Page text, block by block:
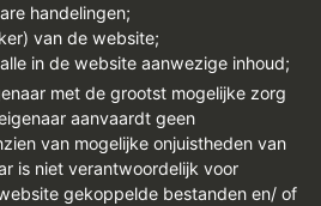
handelingen;
van de website;
in de website aanwezige inhoud;
met de grootst mogelijke zorg
aanvaardt geen
van mogelijke onjuistheden van
is niet verantwoordelijk voor
gekoppelde bestanden en/ of